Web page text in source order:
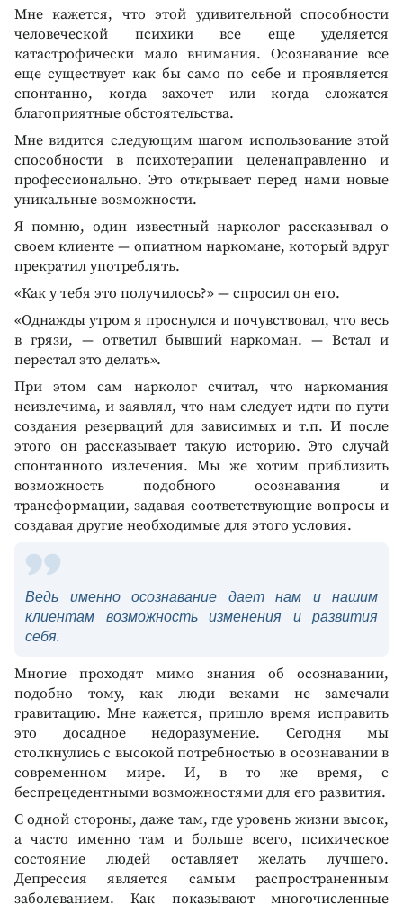
Мне кажется, что этой удивительной способности
человеческой психики все еще уделяется
катастрофически мало внимания. Осознавание все
еще существует как бы само по себе и проявляется
спонтанно, когда захочет или когда сложатся
благоприятные обстоятельства.
Мне видится следующим шагом использование этой
способности в психотерапии целенаправленно и
профессионально. Это открывает перед нами новые
уникальные возможности.
Я помню, один известный нарколог рассказывал о
своем клиенте — опиатном наркомане, который вдруг
прекратил употреблять.
«Как у тебя это получилось?» — спросил он его.
«Однажды утром я проснулся и почувствовал, что весь
в грязи, — ответил бывший наркоман. — Встал и
перестал это делать».
При этом сам нарколог считал, что наркомания
неизлечима, и заявлял, что нам следует идти по пути
создания резерваций для зависимых и т.п. И после
этого он рассказывает такую историю. Это случай
спонтанного излечения. Мы же хотим приблизить
возможность подобного осознавания и
трансформации, задавая соответствующие вопросы и
создавая другие необходимые для этого условия.
Ведь именно осознавание дает нам и нашим
клиентам возможность изменения и развития
себя.
Многие проходят мимо знания об осознавании,
подобно тому, как люди веками не замечали
гравитацию. Мне кажется, пришло время исправить
это досадное недоразумение. Сегодня мы
столкнулись с высокой потребностью в осознавании в
современном мире. И, в то же время, с
беспрецедентными возможностями для его развития.
С одной стороны, даже там, где уровень жизни высок,
а часто именно там и больше всего, психическое
состояние людей оставляет желать лучшего.
Депрессия является самым распространенным
заболеванием. Как показывают многочисленные